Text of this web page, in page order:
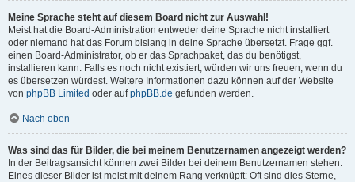
Meine Sprache steht auf diesem Board nicht zur Auswahl!
Meist hat die Board-Administration entweder deine Sprache nicht installiert
oder niemand hat das Forum bislang in deine Sprache übersetzt. Frage ggf.
einen Board-Administrator, ob er das Sprachpaket, das du benötigst,
installieren kann. Falls es noch nicht existiert, würden wir uns freuen, wenn du
es übersetzen würdest. Weitere Informationen dazu können auf der Website
von phpBB Limited oder aufphpBB.de gefunden werden.
Nach oben
Was sind das für Bilder, die bei meinem Benutzernamen angezeigt werden?
In der Beitragsansicht können zwei Bilder bei deinem Benutzernamen stehen.
Eines dieser Bilder ist meist mit deinem Rang verknüpft: Oft sind dies Sterne,